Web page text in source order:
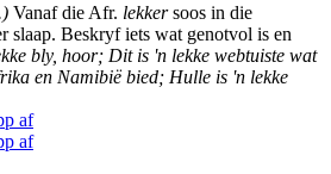
Vanaf die Afr. lekkersoos in die
slaap. Beskryf iets wat genotvol is en
bly, hoor; Dit is 'n lekke webtuiste wat
en Namibië bied; Hulle is 'n lekke